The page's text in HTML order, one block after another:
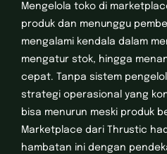
Mengelola toko di
produk dan menunggu
mengalami kendala dalam
mengatur stok, hingga
cepat. Tanpa sistem
strategi operasional yang
bisa menurun meski produk
Marketplace dari Thrustic
hambatan ini dengan